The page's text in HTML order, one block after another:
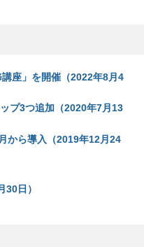
座」を開催（2022年8月4
プ3つ追加（2020年7月13
から導入（2019年12月24
日）